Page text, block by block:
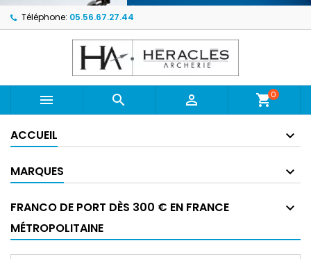
Téléphone: 05.56.67.27.44
   shopping_cart0
ACCUEIL
MARQUES
FRANCO DE PORT DÈS 300 € EN FRANCE
MÉTROPOLITAINE